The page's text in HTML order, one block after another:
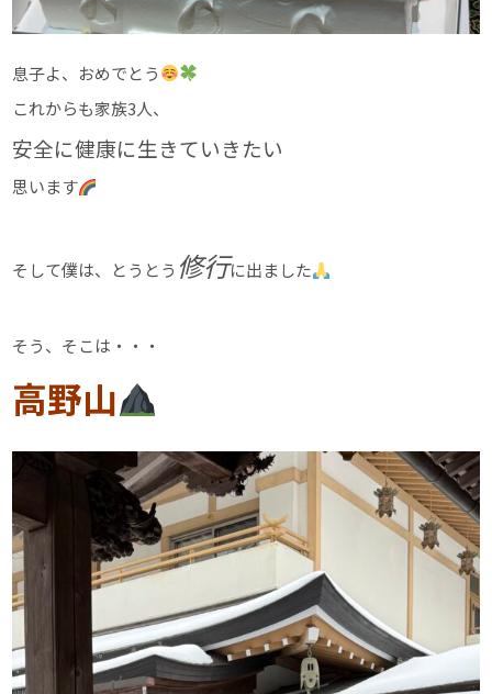
息子よ、おめでとう
これからも家族3人、
安全に健康に生きていきたい
思います
そして僕は、とうとう 修行に出ました
そう、そこは・・・
高野山